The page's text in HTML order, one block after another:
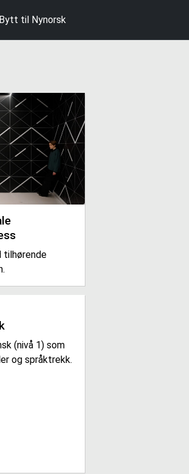
Bytt til Nynorsk
tilhørende
(nivå 1) som
og språktrekk.